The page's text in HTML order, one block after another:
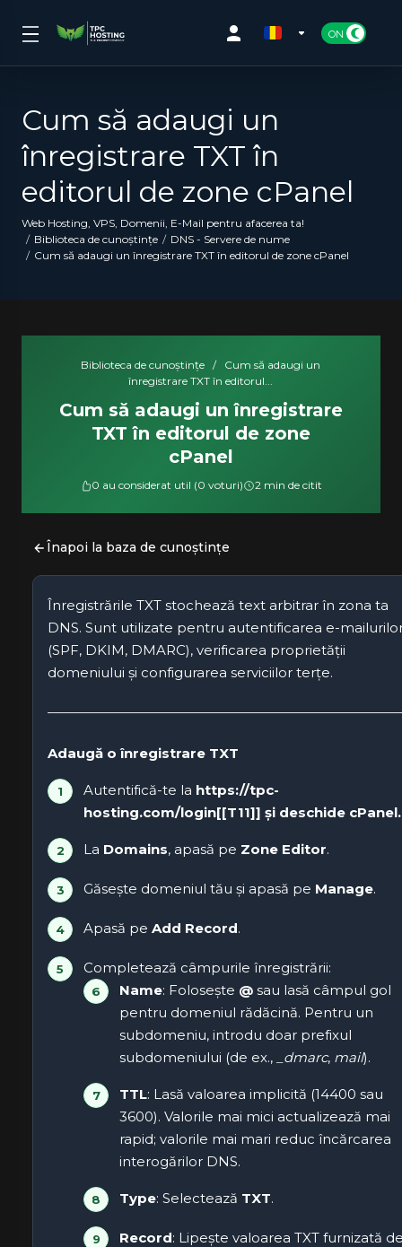
Cum să adaugi un
înregistrare TXT în
editorul de zone cPanel
Web Hosting, VPS, Domenii, E-Mail pentru afacerea ta!
Biblioteca de cunoștințe
DNS - Servere de nume
Cum să adaugi un înregistrare TXT în editorul de zone cPanel
Biblioteca de cunoștințe /
Cum să adaugi un
înregistrare TXT în editorul...
Cum să adaugi un înregistrare
TXT în editorul de zone
cPanel
0 au considerat util (0 voturi) 2 min de citit
Înapoi la baza de cunoștințe
Înregistrările TXT stochează text arbitrar în zona ta
DNS. Sunt utilizate pentru autentificarea e-
(SPF, DKIM, DMARC), verificarea proprietății
domeniului și configurarea serviciilor terțe.
Adaugă o înregistrare TXT
Autentifică-te la https://tpc-
hosting.com/login[[T11]] și deschide cPanel.
La Domains, apasă pe Zone Editor.
Găsește domeniul tău și apasă pe Manage.
Apasă pe Add Record.
Completează câmpurile înregistrării:
Name: Folosește @ sau lasă câmpul gol
pentru domeniul rădăcină. Pentru un
subdomeniu, introdu doar prefixul
subdomeniului (de ex.,
_dmarc, mail).
TTL: Lasă valoarea implicită (14400 sau
3600). Valorile mai mici actualizează mai
rapid; valorile mai mari reduc încărcarea
interogărilor DNS.
Type: Selectează TXT.
Record: Lipește valoarea TXT furnizată